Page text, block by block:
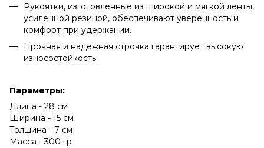
Рукоятки, изготовленные из широкой и мягкой ленты,
усиленной резиной, обеспечивают уверенность и
комфорт при удержании.
Прочная и надежная строчка гарантирует высокую
износостойкость.
Параметры:
Длина - 28 см
Ширина - 15 см
Толщина - 7 см
Масса - 300 гр